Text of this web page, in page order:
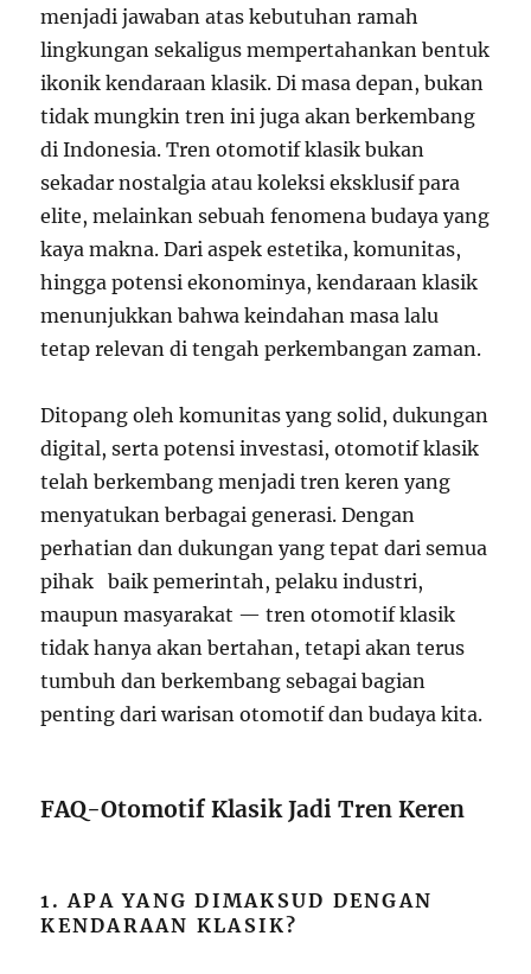
menjadi jawaban atas kebutuhan ramah
lingkungan sekaligus mempertahankan bentuk
ikonik kendaraan klasik. Di masa depan, bukan
tidak mungkin tren ini juga akan berkembang
di Indonesia. Tren otomotif klasik bukan
sekadar nostalgia atau koleksi eksklusif para
elite, melainkan sebuah fenomena budaya yang
kaya makna. Dari aspek estetika, komunitas,
hingga potensi ekonominya, kendaraan klasik
menunjukkan bahwa keindahan masa lalu
tetap relevan di tengah perkembangan zaman.
Ditopang oleh komunitas yang solid, dukungan
digital, serta potensi investasi, otomotif klasik
telah berkembang menjadi tren keren yang
menyatukan berbagai generasi. Dengan
perhatian dan dukungan yang tepat dari semua
pihak baik pemerintah, pelaku industri,
maupun masyarakat — tren otomotif klasik
tidak hanya akan bertahan, tetapi akan terus
tumbuh dan berkembang sebagai bagian
penting dari warisan otomotif dan budaya kita.
FAQ-Otomotif Klasik Jadi Tren Keren
1. APA YANG DIMAKSUD DENGAN
KENDARAAN KLASIK?